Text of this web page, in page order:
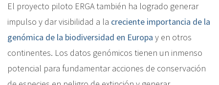
El proyecto piloto ERGA también ha logrado generar
impulso y dar visibilidad a la creciente importancia de la
genómica de la biodiversidad en Europa y en otros
continentes. Los datos genómicos tienen un inmenso
potencial para fundamentar acciones de conservación